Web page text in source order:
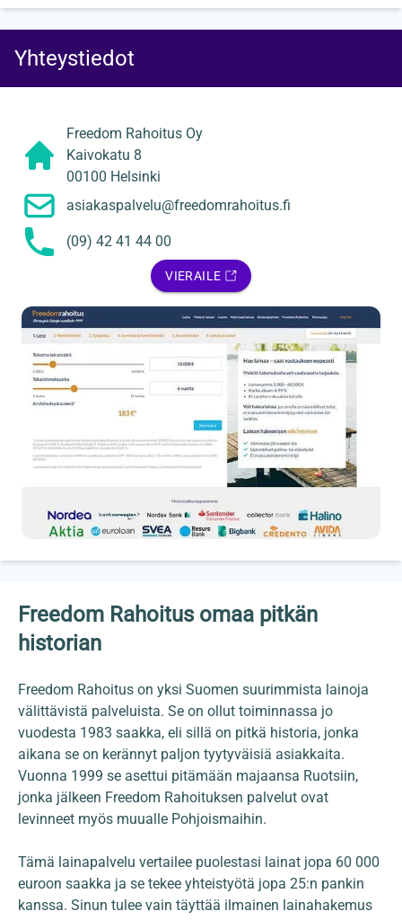
Yhteystiedot
Freedom Rahoitus Oy
Kaivokatu 8
00100 Helsinki
asiakaspalvelu@freedomrahoitus.fi
(09) 42 41 44 00
VIERAILE
Freedom Rahoitus omaa pitkän
historian
Freedom Rahoitus on yksi Suomen suurimmista lainoja
välittävistä palveluista. Se on ollut toiminnassa jo
vuodesta 1983 saakka, eli sillä on pitkä historia, jonka
aikana se on kerännyt paljon tyytyväisiä asiakkaita.
Vuonna 1999 se asettui pitämään majaansa Ruotsiin,
jonka jälkeen Freedom Rahoituksen palvelut ovat
levinneet myös muualle Pohjoismaihin.
Tämä lainapalvelu vertailee puolestasi lainat jopa 60 000
euroon saakka ja se tekee yhteistyötä jopa 25:n pankin
kanssa. Sinun tulee vain täyttää ilmainen lainahakemus